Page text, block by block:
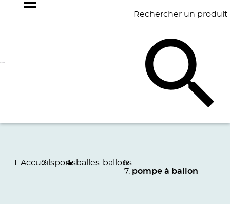
Rechercher un produit
BAGAGERIE BUREAU
Accueil sportsballes-ballons
pompe à ballon